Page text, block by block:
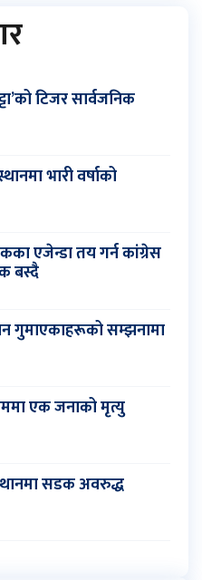
टिजर सार्वजनिक
भारी वर्षाको
एजेन्डा तय गर्न कांग्रेस
बस्दै
गुमाएकाहरूको सम्झनामा
एक जनाको मृत्यु
सडक अवरुद्ध